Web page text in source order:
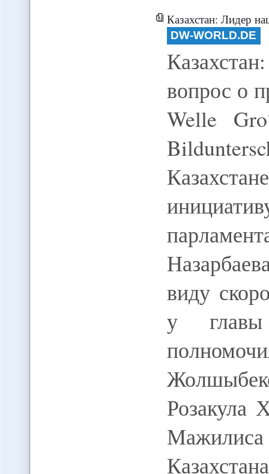
Казахстан: Лидер
DW-WORLD.DE
вопрос о
Welle
виду
у
Розакула